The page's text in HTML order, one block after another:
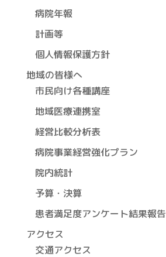
病院年報
計画等
個人情報保護方針
地域の皆様へ
市民向け各種講座
地域医療連携室
経営比較分析表
病院事業経営強化プラン
院内統計
予算・決算
患者満足度アンケート結果報告
アクセス
交通アクセス